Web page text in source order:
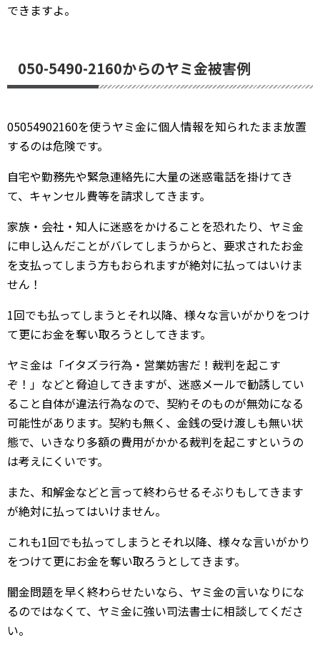
できますよ。
050-5490-2160からのヤミ金被害例
05054902160を使うヤミ金に個人情報を知られたまま放置
するのは危険です。
自宅や勤務先や緊急連絡先に大量の迷惑電話を掛けてき
て、キャンセル費等を請求してきます。
家族・会社・知人に迷惑をかけることを恐れたり、ヤミ金
に申し込んだことがバレてしまうからと、要求されたお金
を支払ってしまう方もおられますが絶対に払ってはいけま
せん！
1回でも払ってしまうとそれ以降、様々な言いがかりをつけ
て更にお金を奪い取ろうとしてきます。
ヤミ金は「イタズラ行為・営業妨害だ！裁判を起こす
ぞ！」などと脅迫してきますが、迷惑メールで勧誘してい
ること自体が違法行為なので、契約そのものが無効になる
可能性があります。契約も無く、金銭の受け渡しも無い状
態で、いきなり多額の費用がかかる裁判を起こすというの
は考えにくいです。
また、和解金などと言って終わらせるそぶりもしてきます
が絶対に払ってはいけません。
これも1回でも払ってしまうとそれ以降、様々な言いがかり
をつけて更にお金を奪い取ろうとしてきます。
闇金問題を早く終わらせたいなら、ヤミ金の言いなりにな
るのではなくて、ヤミ金に強い司法書士に相談してくださ
い。